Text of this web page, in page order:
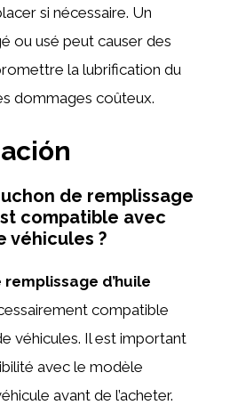
si nécessaire. Un
ou usé peut causer des
la lubrification du
dommages coûteux.
de remplissage
compatible avec
véhicules ?
d’huile
compatible
véhicules. Il est important
avec le modèle
avant de l’acheter.